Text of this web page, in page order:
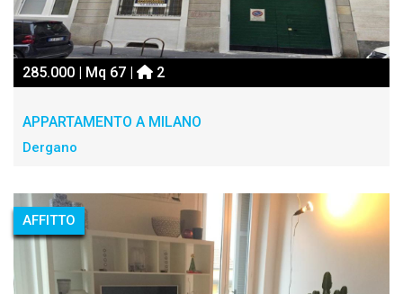
285.000 | Mq 67 | 2
APPARTAMENTO A MILANO
Dergano
AFFITTO